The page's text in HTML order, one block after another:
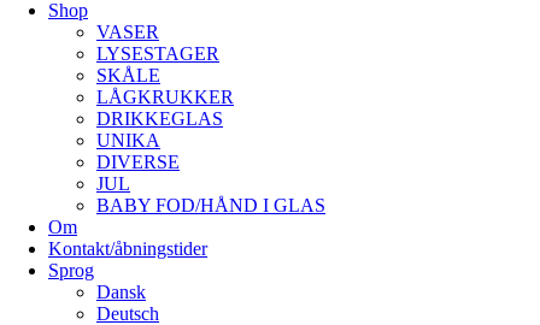
Shop
VASER
LYSESTAGER
SKÅLE
LÅGKRUKKER
DRIKKEGLAS
UNIKA
DIVERSE
JUL
BABY FOD/HÅND I GLAS
Om
Kontakt/åbningstider
Sprog
Dansk
Deutsch